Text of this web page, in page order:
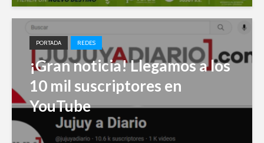
PORTADA REDES
¡Gran noticia! Llegamos a los
10 mil suscriptores en
YouTube